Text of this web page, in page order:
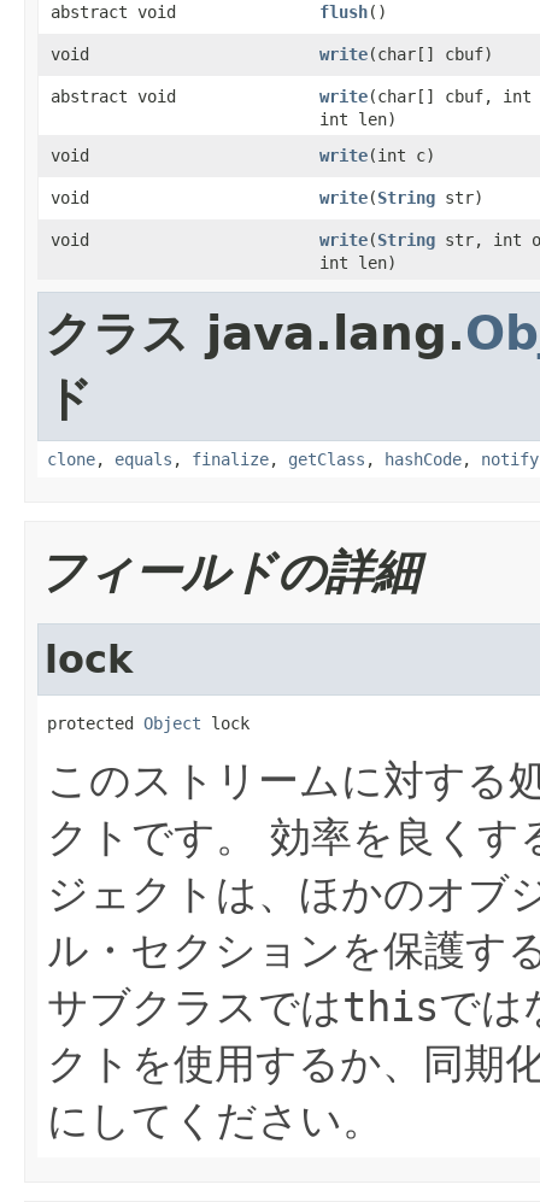
abstract void flush()
void write(char[] cbuf)
abstract void write(char[] cbuf,
int len)
void
write(int c)
void write(String str)
void write(String str, int
int len)
クラス java.lang.
ド
clone, equals , finalize, getClass , hashCode, notify
フィールドの詳細
lock
protected Object lock
このストリームに対する
クトです。
効率を良くす
ジェクトは、ほかのオブ
ル・セクションを保護す
サブクラスではthisでは
クトを使用するか、同期
にしてください。